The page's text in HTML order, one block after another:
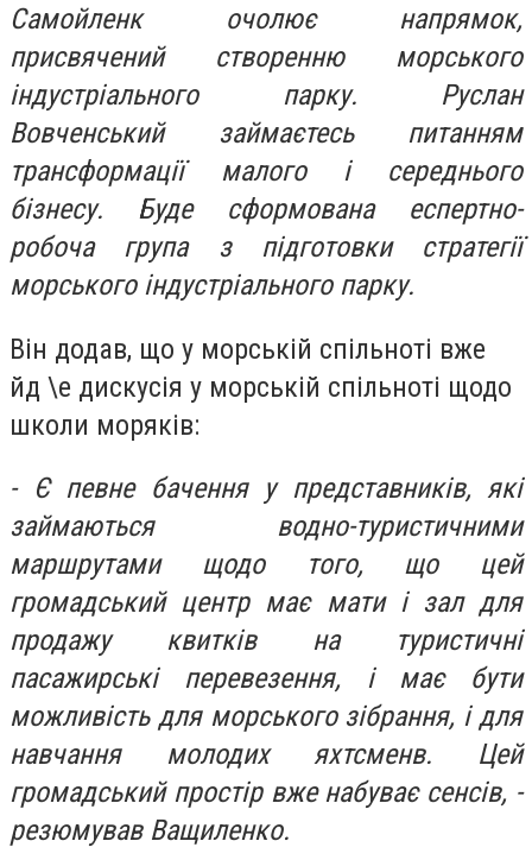
Самойленк очолює напрямок,
присвячений створенню морського
індустріального парку. Руслан
Вовченський займаєтесь питанням
трансформації малого і середнього
бізнесу. Буде сформована еспертно-
робоча група з підготовки стратегії
морського індустріального парку.
Він додав, що у морській спільноті вже
йд \е дискусія у морській спільноті щодо
школи моряків:
- Є певне бачення у представників, які
займаються водно-туристичними
маршрутами щодо того, що цей
громадський центр має мати і зал для
продажу квитків на туристичні
пасажирські перевезення, і має бути
можливість для морського зібрання, і для
навчання молодих яхтсменв. Цей
громадський простір вже набуває сенсів, -
резюмував Ващиленко.